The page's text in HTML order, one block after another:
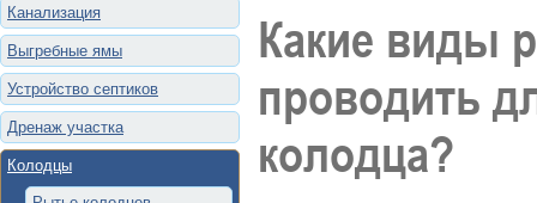
Канализация
Выгребные ямы
Устройство септиков
Дренаж участка
Колодцы
Какие виды
проводить
колодца?